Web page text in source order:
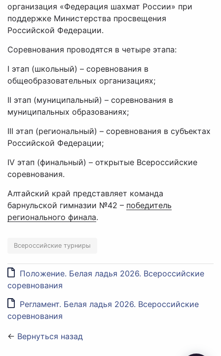
организация «Федерация шахмат России» при
поддержке Министерства просвещения
Российской Федерации.
Соревнования проводятся в четыре этапа:
I этап (школьный) – соревнования в
общеобразовательных организациях;
II этап (муниципальный) – соревнования в
муниципальных образованиях;
III этап (региональный) – соревнования в субъектах
Российской Федерации;
IV этап (финальный) – открытые Всероссийские
соревнования.
Алтайский край представляет команда
барнульской гимназии №42 – победитель
регионального финала.
Всероссийские турниры
Положение. Белая ладья 2026. Всероссийские
соревнования
Регламент. Белая ладья 2026. Всероссийские
соревнования
← Вернуться назад